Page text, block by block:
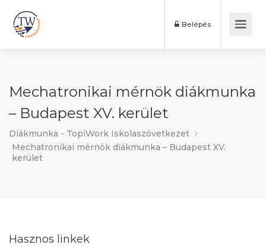
Belépés
Mechatronikai mérnök diákmunka
– Budapest XV. kerület
Diákmunka - TopiWork Iskolaszövetkezet
Mechatronikai mérnök diákmunka – Budapest XV.
kerület
Hasznos linkek